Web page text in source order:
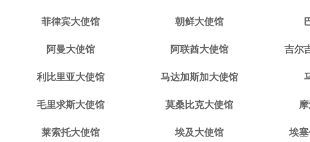
菲律宾大使馆 朝鲜大使馆
阿曼大使馆 阿联酋大使馆 吉尔
利比里亚大使馆 马达加斯加大使馆
毛里求斯大使馆 莫桑比克大使馆
莱索托大使馆 埃及大使馆 埃